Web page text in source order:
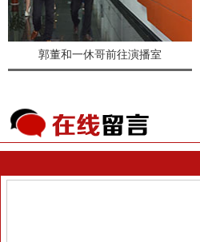
郭董和一休哥前往演播室